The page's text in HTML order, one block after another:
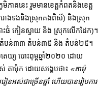
គនេះ រួមមានខេត្តកំពតនិងខេត្ត
សំរោងទងនិងស្រុកគងពិសី) និងស្រុក
ោះធំ កៀនស្វាយ និង ស្រុកលើកដែក)។
តំបន់៣៣ តំបន់៣៥ និង តំបន់២៥។
េយ្យ បោះពុម្ពឆ្នាំ២០២០ ដោយ
តាម៉ុក ដោយសង្ខេបថា៖ «តាម៉ុ
នអស់ជាច្រើនឆ្នាំ ហើយបានរៀបការ